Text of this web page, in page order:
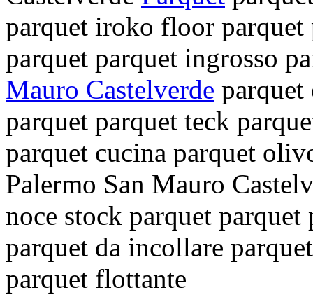
parquet iroko floor parquet
parquet parquet ingrosso
Mauro Castelverde
parquet parquet teck
parquet cucina parquet
Palermo San Mauro
noce stock parquet parquet
parquet da incollare
parquet flottante